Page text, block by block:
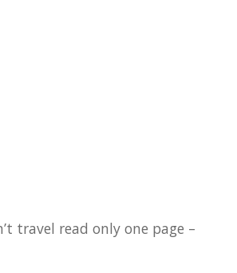
travel read only one page –